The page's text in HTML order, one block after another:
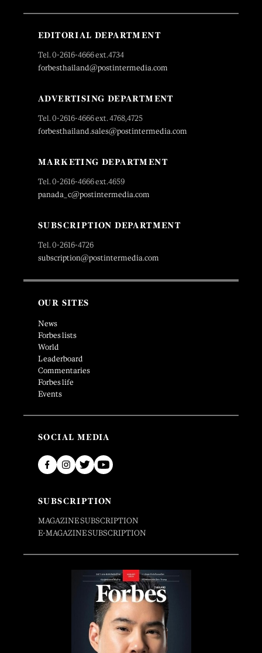
EDITORIAL DEPARTMENT
Tel. 0-2616-4666 ext.4734
forbesthailand@postintermedia.com
ADVERTISING DEPARTMENT
Tel. 0-2616-4666 ext. 4768,4725
forbesthailand.sales@postintermedia.com
MARKETING DEPARTMENT
Tel. 0-2616-4666 ext.4659
panada_c@postintermedia.com
SUBSCRIPTION DEPARTMENT
Tel. 0-2616-4726
subscription@postintermedia.com
OUR SITES
News
Forbes lists
World
Leaderboard
Commentaries
Forbes life
Events
SOCIAL MEDIA
SUBSCRIPTION
MAGAZINE SUBSCRIPTION
E-MAGAZINE SUBSCRIPTION